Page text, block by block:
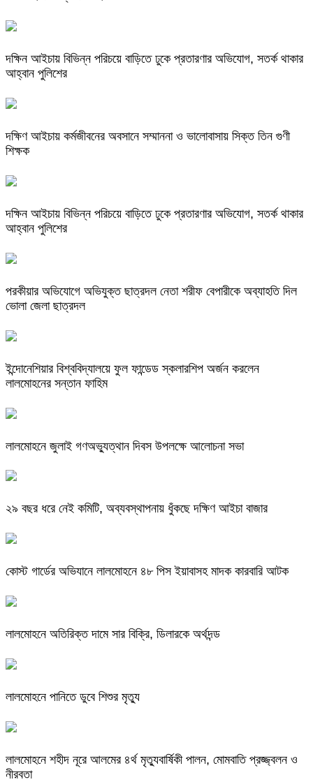
দক্ষিন আইচায় ‎বিভিন্ন পরিচয়ে বাড়িতে ঢুকে প্রতারণার অভিযোগ, সতর্ক থাকার
আহ্বান পুলিশের
দক্ষিণ আইচায় কর্মজীবনের অবসানে সম্মাননা ও ভালোবাসায় সিক্ত তিন গুণী
শিক্ষক
দক্ষিন আইচায় ‎বিভিন্ন পরিচয়ে বাড়িতে ঢুকে প্রতারণার অভিযোগ, সতর্ক থাকার
আহ্বান পুলিশের
পরকীয়ার অভিযোগে অভিযুক্ত ছাত্রদল নেতা শরীফ বেপারীকে অব্যাহতি দিল
ভোলা জেলা ছাত্রদল
ইন্দোনেশিয়ার বিশ্ববিদ্যালয়ে ফুল ফান্ডেড স্কলারশিপ অর্জন করলেন
লালমোহনের সন্তান ফাহিম
লালমোহনে জুলাই গণঅভ্যুত্থান দিবস উপলক্ষে আলোচনা সভা
২৯ বছর ধরে নেই কমিটি, অব্যবস্থাপনায় ধুঁকছে দক্ষিণ আইচা বাজার
কোস্ট গার্ডের অভিযানে লালমোহনে ৪৮ পিস ইয়াবাসহ মাদক কারবারি আটক
লালমোহনে অতিরিক্ত দামে সার বিক্রি, ডিলারকে অর্থদন্ড
লালমোহনে পানিতে ডুবে শিশুর মৃত্যু
লালমোহনে শহীদ নূরে আলমের ৪র্থ মৃত্যুবার্ষিকী পালন, মোমবাতি প্রজ্জ্বলন ও
নীরবতা